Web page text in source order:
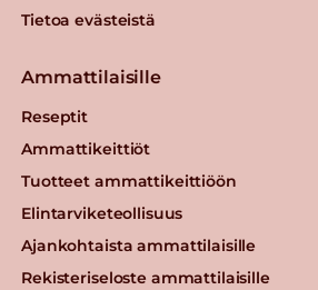
Tietoa evästeistä
Ammattilaisille
Reseptit
Ammattikeittiöt
Tuotteet ammattikeittiöön
Elintarviketeollisuus
Ajankohtaista ammattilaisille
Rekisteriseloste ammattilaisille